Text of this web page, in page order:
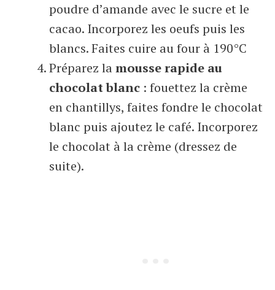
poudre d’amande avec le sucre et le
cacao. Incorporez les oeufs puis les
blancs. Faites cuire au four à 190°C
Préparez lamousse rapide au
chocolat blanc : fouettez la crème
en chantillys, faites fondre le chocolat
blanc puis ajoutez le café. Incorporez
le chocolat à la crème (dressez de
suite).